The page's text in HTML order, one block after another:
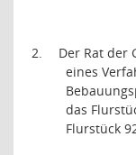
2.
Der Rat der
eines
das
Flurstück